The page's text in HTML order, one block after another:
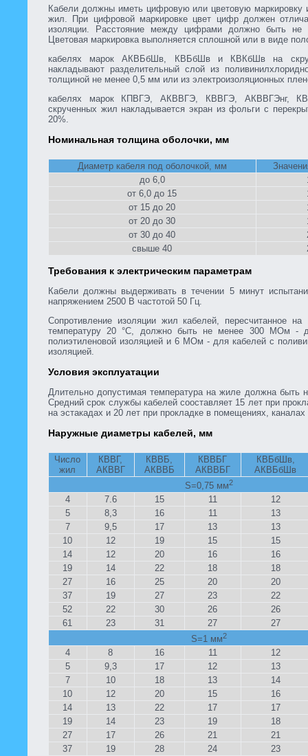
Кабели должны иметь цифровую или цветовую маркировку
жил. При цифровой маркировке цвет цифр должен
изоляции. Расстояние между цифрами должно быть
Цветовая маркировка выполняется сплошной или в виде
кабелях марок АКВБбШв, КВБбШв и КВКбШв на
накладывают разделительный слой из
толщиной не менее 0,5 мм или из электроизоляционных
кабелях марок КПВГЭ, АКВВГЭ, КВВГЭ, АКВВГЭнг,
скрученных жил накладывается экран из фольги с
20%.
Номинальная толщина оболочки, мм
Диаметр кабеля под оболочкой, мм
до 6,0
от 6,0 до 15
от 15 до 20
от 20 до 30
от 30 до 40
свыше 40
Требования к электрическим параметрам
Кабели должны выдерживать в течении 5 минут
напряжением 2500 В частотой 50 Гц.
Сопротивление изоляции жил кабелей, пересчитанное
температуру 20 °С, должно быть не менее 300 МОм -
полиэтиленовой изоляцией и 6 МОм - для кабелей с
изоляцией.
Условия эксплуатации
Длительно допустимая температура на жиле должна быть
Средний срок службы кабелей сооставляет 15 лет при
на эстакадах и 20 лет при прокладке в помещениях, каналах
Наружные диаметры кабелей, мм
Число
жил
КВВГ,
АКВВГ
КВВБ,
АКВВБ
КВВБГ
АКВВБГ
КВБбШв,
АКВБбШв
S=0,75 мм2
4 7.6 15 11
12
5
8,3 16 11
13
7
9,5 17 13
13
10
12 19 15
15
14
12 20 16
16
19
14 22 18
18
27
16 25 20
20
37
19 27 23
22
52
22 30 26
26
61
23 31 27
27
S=1 мм2
4 8 16 11
12
5
9,3 17 12
13
7
10 18 13
14
10
12 20 15
16
14
13 22 17
17
19
14 23 19
18
27
17 26 21
21
37
19 28 24 23